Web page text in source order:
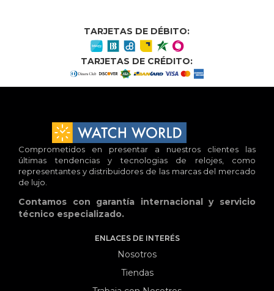
TARJETAS DE DÉBITO:
TARJETAS DE CRÉDITO:
Comprometidos en presentar a nuestros clientes las
últimas tendencias y tecnologias de relojes, como
representantes y distribuidores de las marcas del mercado
de lujo.
Contamos con garantía internacional y servicio
técnico especializado.
ENLACES DE INTERÉS
Nosotros
Tiendas